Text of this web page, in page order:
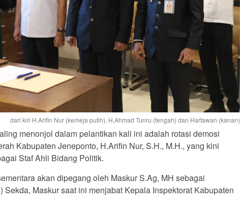
dari kiri H.Arifin Nur (kemeja putih), H.Ahmad Tunru (tengah) dan Hartawan (kanan)
menonjol dalam pelantikan kali ini adalah rotasi demosi
Kabupaten Jeneponto, H.Arifin Nur, S.H., M.H., yang kini
Staf Ahli Bidang Politik.
akan dipegang oleh Maskur S.Ag, MH sebagai
Sekda, Maskur saat ini menjabat Kepala Inspektorat Kabupaten